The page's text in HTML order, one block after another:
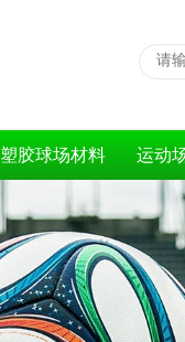
塑胶球场材料 运动